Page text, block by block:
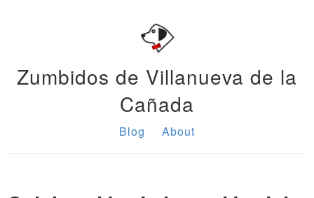
Zumbidos de Villanueva de la
Cañada
Blog About